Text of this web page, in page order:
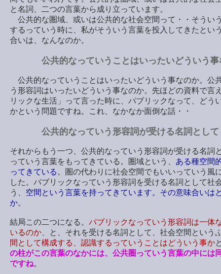
と名詞、二つの言葉から成り立っています。
公共的な圏域、或いは公共的な社会空間って・・そうい
するっていう時に、私がそういう言葉を投入してきたとい
合いは、なんなのか。
公共的なっていうことはいったいどういう
公共的なっていうことはいったいどういう事なのか。公
う形容詞はいったいどういう事なのか。先ほどの資料で言
リックな生活」って言った時に、パブリックなって、どう
かという問題ですね。これ、なかなか面倒な話・・
公共的なっていう形容詞が受ける名詞とし
それからもう一つ、公共的なっていう形容詞が受ける名詞
っていう言葉をもってきている。圏域という、 ある種空間
ってきている 。圏の代わりに社会空間でもいいっていう風
した。パブリックなっていう形容詞を受ける名詞として社
う、 空間という言葉を持ってきています。その意味合いは
か。
結局この二つになる。 パブリックなっていう形容詞は一体
いるのか 、と、それを受ける名詞として、社会空間という
間として構成する、認識するっていうことはどういう事か
の柱がこの言葉のなかには、公共圏っていう言葉の中には
ですね。